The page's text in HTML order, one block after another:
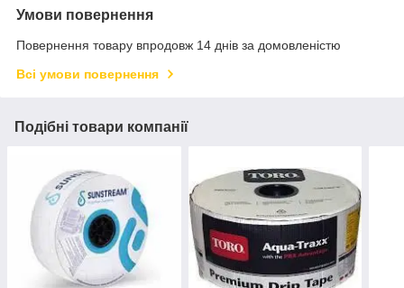
Умови повернення
Повернення товару впродовж 14 днів за домовленістю
Всі умови повернення
Подібні товари компанії